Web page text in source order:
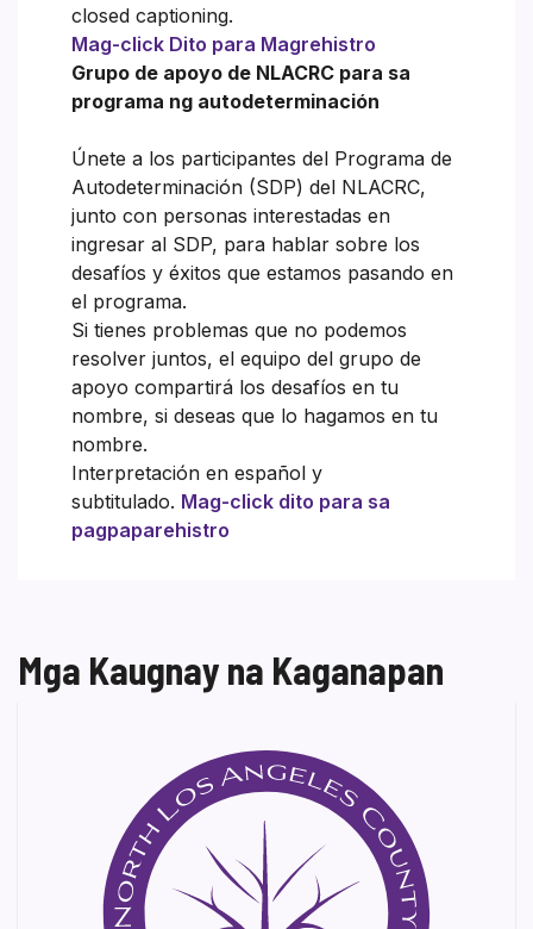
closed captioning.
Mag-click Dito para Magrehistro
Grupo de apoyo de NLACRC para sa
programa ng autodeterminación
Únete a los participantes del Programa de
Autodeterminación (SDP) del NLACRC,
junto con personas interestadas en
ingresar al SDP, para hablar sobre los
desafíos y éxitos que estamos pasando en
el programa.
Si tienes problemas que no podemos
resolver juntos, el equipo del grupo de
apoyo compartirá los desafíos en tu
nombre, si deseas que lo hagamos en tu
nombre.
Interpretación en español y
subtitulado. Mag-click dito para sa
pagpaparehistro
Mga Kaugnay na Kaganapan